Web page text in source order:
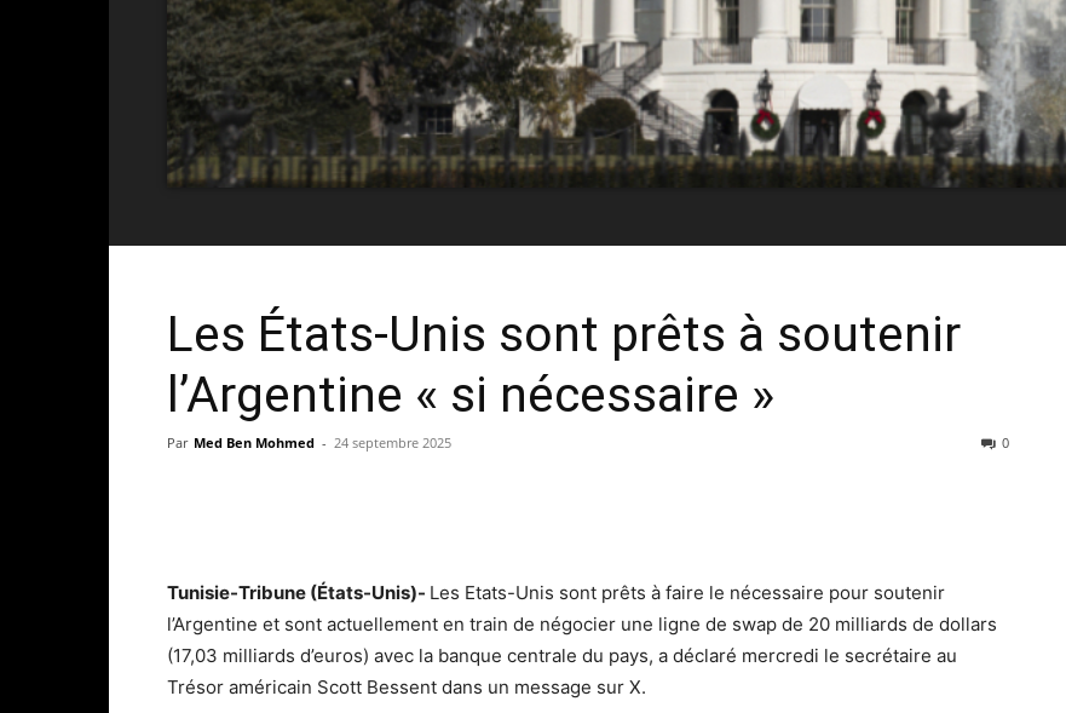
Les États-Unis sont prêts à soutenir
l’Argentine « si nécessaire »
Par Med Ben Mohmed - 24 septembre 2025 0
Tunisie-Tribune (États-Unis)- Les Etats-Unis sont prêts à faire le nécessaire pour soutenir
l’Argentine et sont actuellement en train de négocier une ligne de swap de 20 milliards de dollars
(17,03 milliards d’euros) avec la banque centrale du pays, a déclaré mercredi le secrétaire au
Trésor américain Scott Bessent dans un message sur X.